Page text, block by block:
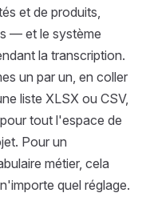
et de produits,
— et le système
la transcription.
un par un, en coller
liste XLSX ou CSV,
tout l'espace de
Pour un
métier, cela
quel réglage.